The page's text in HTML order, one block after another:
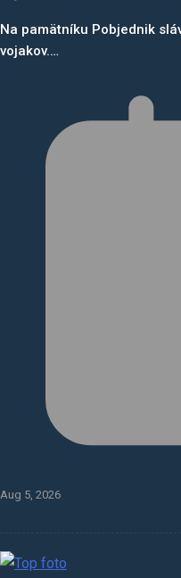
Na pamätníku Pobjednik
vojakov.…
Aug 5, 2026